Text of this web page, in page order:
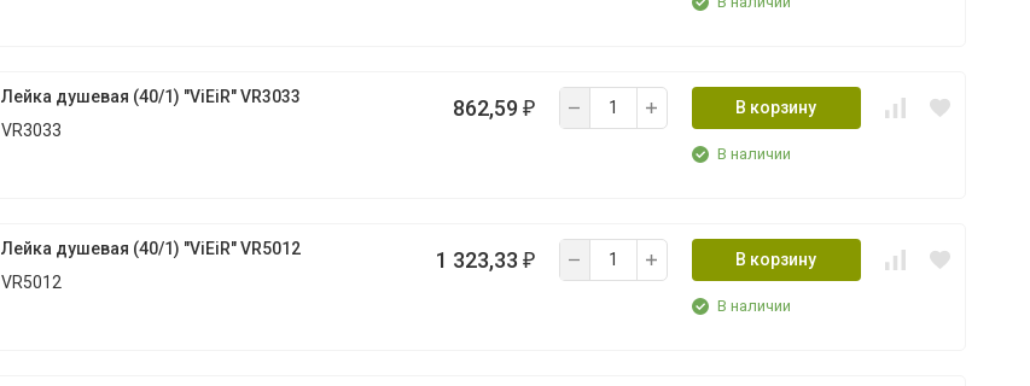
Лейка душевая (40/1) "ViEiR" VR3033
VR3033
862,59 ₽ В корзину
В наличии
Лейка душевая (40/1) "ViEiR" VR5012
VR5012
1 323,33 ₽ В корзину
В наличии